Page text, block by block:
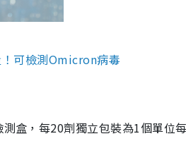
可檢測Omicron病毒
盒，每20劑獨立包裝為1個單位